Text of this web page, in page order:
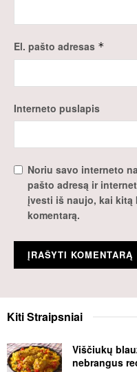
El. pašto adresas *
Interneto puslapis
Noriu savo interneto
pašto adresą ir
įvesti iš naujo, kai kitą
komentarą.
KitiStraipsniai
Viščiukų
nebrangus